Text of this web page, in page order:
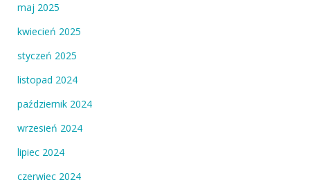
maj 2025
kwiecień 2025
styczeń 2025
listopad 2024
październik 2024
wrzesień 2024
lipiec 2024
czerwiec 2024